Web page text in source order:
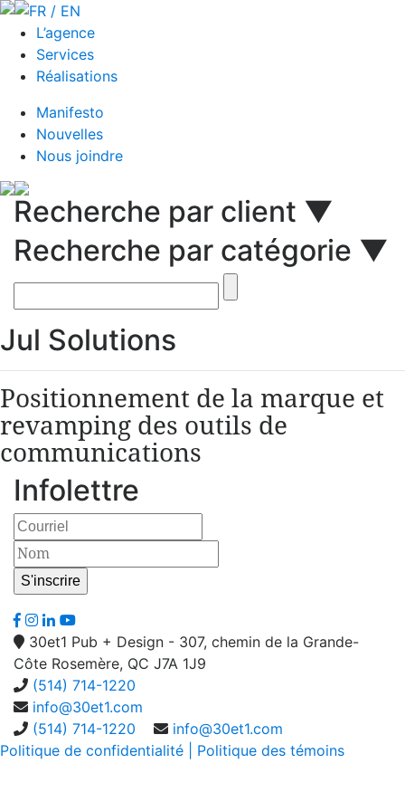
FR / EN
L’agence
Services
Réalisations
Manifesto
Nouvelles
Nous joindre
Recherche par client ▼
Recherche par catégorie ▼
Jul Solutions
Positionnement de la marque et
revamping des outils de
communications
Infolettre
30et1 Pub + Design - 307, chemin de la Grande-
Côte Rosemère, QC J7A 1J9
(514) 714-1220
info@30et1.com
(514) 714-1220
info@30et1.com
Politique de confidentialité
| Politique des témoins